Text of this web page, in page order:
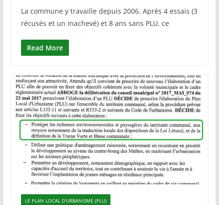
La commune y travaille depuis 2006. Après 4 essais (3
récusés et un inachevé) et 8 ans sans PLU, ce
Read More
LE PLAN LOCAL D'URBANISME (PLU)